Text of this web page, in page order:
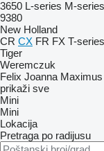
3650 L-series M-series
9380
New Holland
CR CX FR FX T-series
Tiger
Weremczuk
Felix Joanna Maximus
prikaži sve
Mini
Mini
Lokacija
Pretraga po radijusu